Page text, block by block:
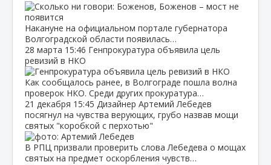
Накануне на официальном портале губернатора
Волгоградской области появилась…
28 марта 15:46 Генпрокуратура объявила цель
ревизий в НКО
Как сообщалось ранее, в Волгограде пошла волна
проверок НКО. Среди других прокуратура…
21 декабря 15:45 Дизайнер Артемий Лебедев
посягнул на чувства верующих, грубо назвав мощи
святых "коробкой с перхотью"
В РПЦ призвали проверить слова Лебедева о мощах
святых на предмет оскорбления чувств…